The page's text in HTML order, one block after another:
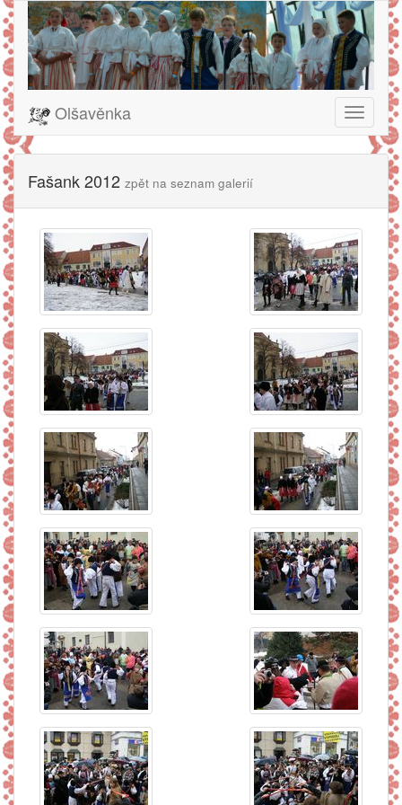
Toggle
Olšavěnka
Fašank 2012 zpět na seznam galerií